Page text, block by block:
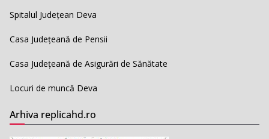
Spitalul Județean Deva
Casa Județeană de Pensii
Casa Județeană de Asigurări de Sănătate
Locuri de muncă Deva
Arhiva replicahd.ro